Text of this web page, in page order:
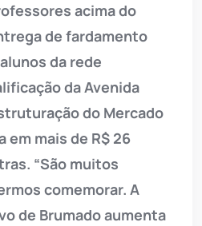
acima do
de fardamento
da rede
da Avenida
do Mercado
em mais de R$ 26
“São muitos
comemorar. A
de Brumado aumenta